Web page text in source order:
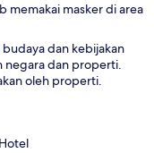
memakai masker di area
dan kebijakan
negara dan properti.
oleh properti.